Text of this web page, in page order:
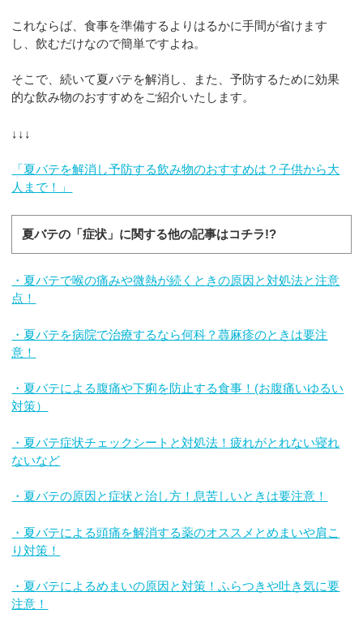
これならば、食事を準備するよりはるかに手間が省けます
し、飲むだけなので簡単ですよね。
そこで、続いて夏バテを解消し、また、予防するために効果
的な飲み物のおすすめをご紹介いたします。
↓↓↓
「夏バテを解消し予防する飲み物のおすすめは？子供から大
人まで！」
夏バテの「症状」に関する他の記事はコチラ!?
・夏バテで喉の痛みや微熱が続くときの原因と対処法と注意
点！
・夏バテを病院で治療するなら何科？蕁麻疹のときは要注
意！
・夏バテによる腹痛や下痢を防止する食事！(お腹痛いゆるい
対策）
・夏バテ症状チェックシートと対処法！疲れがとれない寝れ
ないなど
・夏バテの原因と症状と治し方！息苦しいときは要注意！
・夏バテによる頭痛を解消する薬のオススメとめまいや肩こ
り対策！
・夏バテによるめまいの原因と対策！ふらつきや吐き気に要
注意！